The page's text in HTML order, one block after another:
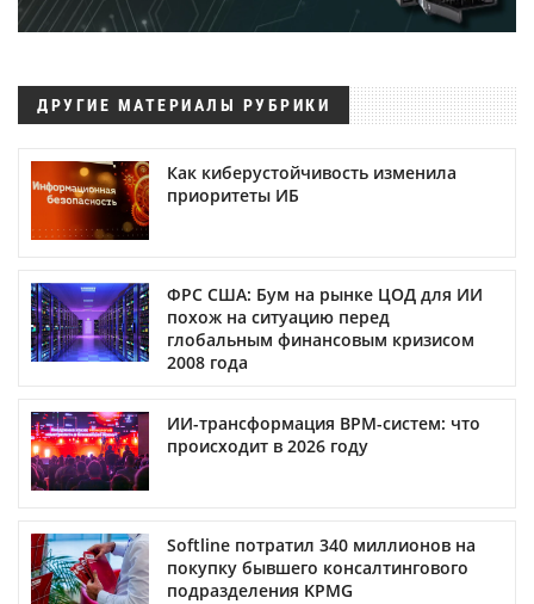
ДРУГИЕ МАТЕРИАЛЫ РУБРИКИ
Как киберустойчивость изменила
приоритеты ИБ
ФРС США: Бум на рынке ЦОД для ИИ
похож на ситуацию перед
глобальным финансовым кризисом
2008 года
ИИ-трансформация BPM-систем: что
происходит в 2026 году
Softline потратил 340 миллионов на
покупку бывшего консалтингового
подразделения KPMG